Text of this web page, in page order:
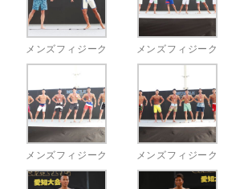
メンズフィジーク メンズフィジーク
メンズフィジーク メンズフィジーク